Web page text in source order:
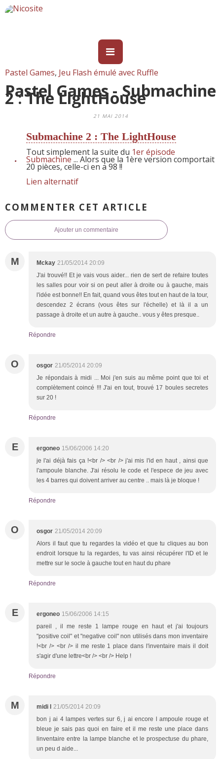
Pastel Games, Jeu Flash émulé avec Ruffle
Pastel Games - Submachine
2 : The LightHouse
21 MAI 2014
Submachine 2 : The LightHouse
Tout simplement la suite du 1er épisode
Submachine ... Alors que la 1ère version comportait
20 pièces, celle-ci en a 98 !!
Lien alternatif
COMMENTER CET ARTICLE
Ajouter un commentaire
M Mckay 21/05/2014 20:09
J'ai trouvé!! Et je vais vous aider... rien de sert de refaire toutes
les salles pour voir si on peut aller à droite ou à gauche, mais
l'idée est bonne!! En fait, quand vous êtes tout en haut de la tour,
descendez 2 écrans (vous êtes sur l'échelle) et là il a un
passage à droite et un autre à gauche.. vous y êtes presque..
Répondre
O osgor 21/05/2014 20:09
Je répondais à midi ... Moi j'en suis au même point que toi et
complètement coincé !!! J'ai en tout, trouvé 17 boules secretes
sur 20 !
Répondre
E ergoneo 15/06/2006 14:20
je l'ai déjà fais ça !<br /> <br /> j'ai mis l'id en haut , ainsi que
l'ampoule blanche. J'ai résolu le code et l'espece de jeu avec
les 4 barres qui doivent arriver au centre .. mais là je bloque !
Répondre
O osgor 21/05/2014 20:09
Alors il faut que tu regardes la vidéo et que tu cliques au bon
endroit lorsque tu la regardes, tu vas ainsi récupérer l'ID et le
mettre sur le socle à gauche tout en haut du phare
Répondre
E ergoneo 15/06/2006 14:15
pareil , il me reste 1 lampe rouge en haut et j'ai toujours
"positive coil" et "negative coil" non utilisés dans mon inventaire
!<br /> <br /> il me reste 1 place dans l'inventaire mais il doit
s'agir d'une lettre<br /> <br /> Help !
Répondre
M midi l 21/05/2014 20:09
bon j ai 4 lampes vertes sur 6, j ai encore l ampoule rouge et
bleue je sais pas quoi en faire et il me reste une place dans
linventaire entre la lampe blanche et le prospectuse du phare,
un peu d aide...